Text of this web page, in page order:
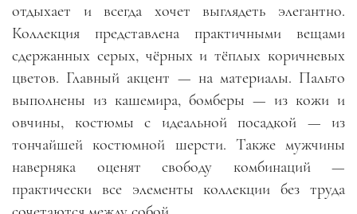
отдыхает и всегда хочет выглядеть элегантно.
Коллекция представлена практичными вещами
сдержанных серых, чёрных и тёплых коричневых
цветов. Главный акцент — на материалы. Пальто
выполнены из кашемира, бомберы — из кожи и
овчины, костюмы с идеальной посадкой — из
тончайшей костюмной шерсти. Также мужчины
наверняка оценят свободу комбинаций —
практически все элементы коллекции без труда